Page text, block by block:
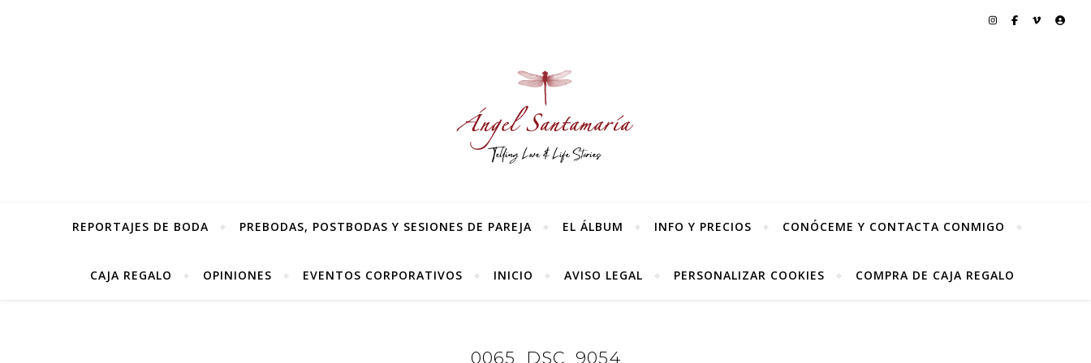
REPORTAJES DE BODA PREBODAS, POSTBODAS Y SESIONES DE PAREJA EL ÁLBUM INFO Y PRECIOS CONÓCEME Y CONTACTA CONMIGO
CAJA REGALO OPINIONES EVENTOS CORPORATIVOS INICIO AVISO LEGAL PERSONALIZAR COOKIES COMPRA DE CAJA REGALO
0065_DSC_9054